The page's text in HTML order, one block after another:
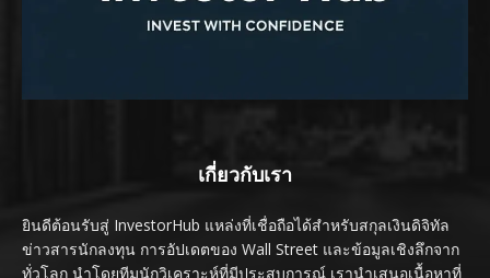
เกี่ยวกับเรา
ยินดีต้อนรับสู่ InvestorHub แหล่งที่เชื่อถือได้สำหรับสกุลเงินดิจิทัล
ข่าวสารนักลงทุน การอัปเดตของ Wall Street และข้อมูลเชิงลึกจาก
ทั่วโลก นำโดยทีมนักวิเคราะห์ที่มีประสบการณ์ เรานำเสนอเนื้อหาที่